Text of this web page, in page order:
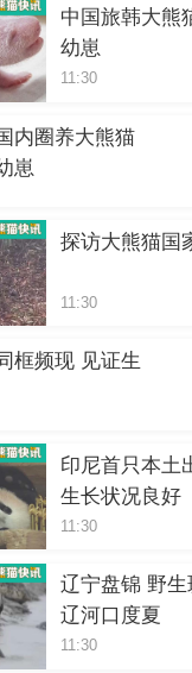
中国旅韩大熊
幼崽
11:30
内圈养大熊猫
崽
探访大熊猫国
11:30
框频现 见证生
印尼首只本土
生长状况良好
11:30
辽宁盘锦 野
辽河口度夏
11:30